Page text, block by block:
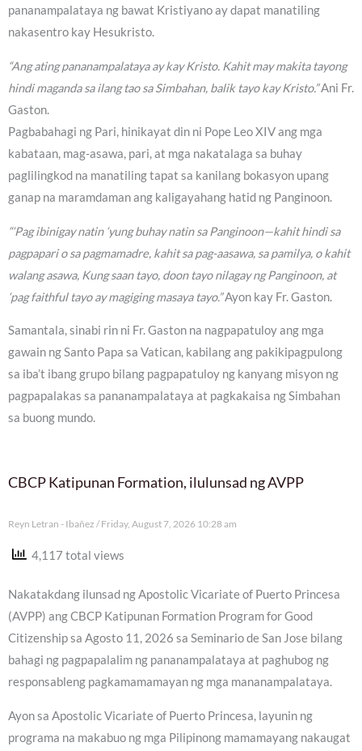
pananampalataya ng bawat Kristiyano ay dapat manatiling
nakasentro kay Hesukristo.
“Ang ating pananampalataya ay kay Kristo. Kahit may makita tayong
hindi maganda sa ilang tao sa Simbahan, balik tayo kay Kristo.”Ani Fr.
Gaston.
Pagbabahagi ng Pari, hinikayat din ni Pope Leo XIV ang mga
kabataan, mag-asawa, pari, at mga nakatalaga sa buhay
paglilingkod na manatiling tapat sa kanilang bokasyon upang
ganap na maramdaman ang kaligayahang hatid ng Panginoon.
“‘Pag ibinigay natin ‘yung buhay natin sa Panginoon—kahit hindi sa
pagpapari o sa pagmamadre, kahit sa pag-aasawa, sa pamilya, o kahit
walang asawa, Kung saan tayo, doon tayo nilagay ng Panginoon, at
‘pag faithful tayo ay magiging masaya tayo.”Ayon kay Fr. Gaston.
Samantala, sinabi rin ni Fr. Gaston na nagpapatuloy ang mga
gawain ng Santo Papa sa Vatican, kabilang ang pakikipagpulong
sa iba’t ibang grupo bilang pagpapatuloy ng kanyang misyon ng
pagpapalakas sa pananampalataya at pagkakaisa ng Simbahan
sa buong mundo.
CBCP Katipunan Formation, ilulunsad ng AVPP
Reyn Letran - Ibañez Friday, August 7, 2026 10:28 am
4,117 total views
Nakatakdang ilunsad ng Apostolic Vicariate of Puerto Princesa
(AVPP) ang CBCP Katipunan Formation Program for Good
Citizenship sa Agosto 11, 2026 sa Seminario de San Jose bilang
bahagi ng pagpapalalim ng pananampalataya at paghubog ng
responsableng pagkamamamayan ng mga mananampalataya.
Ayon sa Apostolic Vicariate of Puerto Princesa, layunin ng
programa na makabuo ng mga Pilipinong mamamayang nakaugat